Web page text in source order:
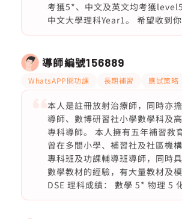
考獲5*、中文及英文均考獲
中文大學理科Year1。 希望收到你
導師編號156889
WhatsAPP問功課 長期補習 應試策略
本人是註冊放射治療師，同時亦
導師、數博研習社小學數學科及
專科導師。 本人擁有五年補習教
曾在多間小學、補習社及社區機構
專科班及功課輔導班導師，同時
數學教材的經驗，有大量教材及模
DSE 理科成績： 數學 5* 物理 5